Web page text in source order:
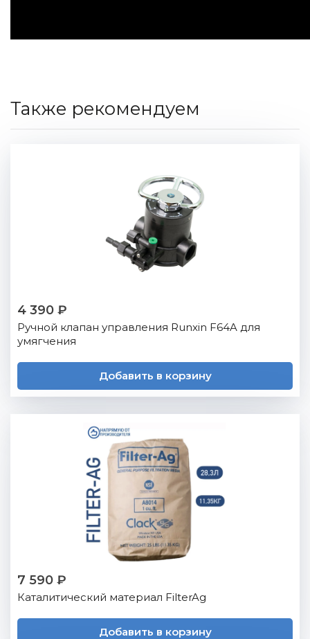
Также рекомендуем
4 390 ₽
Ручной клапан управления Runxin F64A для
умягчения
Добавить в корзину
7 590 ₽
Каталитический материал FilterAg
Добавить в корзину